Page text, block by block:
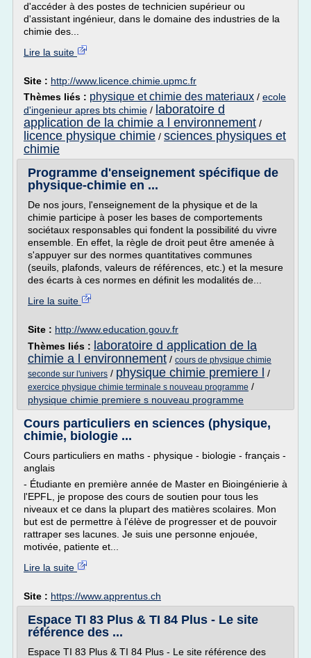
d'accéder à des postes de technicien supérieur ou
d'assistant ingénieur, dans le domaine des industries de la
chimie des...
Lire la suite
Site : http://www.licence.chimie.upmc.fr
Thèmes liés : physique et chimie des materiaux / ecole
d'ingenieur apres bts chimie / laboratoire d
application de la chimie a l environnement /
licence physique chimie / sciences physiques et
chimie
Programme d'enseignement spécifique de
physique-chimie en ...
De nos jours, l'enseignement de la physique et de la
chimie participe à poser les bases de comportements
sociétaux responsables qui fondent la possibilité du vivre
ensemble. En effet, la règle de droit peut être amenée à
s'appuyer sur des normes quantitatives communes
(seuils, plafonds, valeurs de références, etc.) et la mesure
des écarts à ces normes en définit les modalités de...
Lire la suite
Site : http://www.education.gouv.fr
Thèmes liés : laboratoire d application de la
chimie a l environnement / cours de physique chimie
seconde sur l'univers / physique chimie premiere l /
exercice physique chimie terminale s nouveau programme /
physique chimie premiere s nouveau programme
Cours particuliers en sciences (physique,
chimie, biologie ...
Cours particuliers en maths - physique - biologie - français -
anglais
- Étudiante en première année de Master en Bioingénierie à
l'EPFL, je propose des cours de soutien pour tous les
niveaux et ce dans la plupart des matières scolaires. Mon
but est de permettre à l'élève de progresser et de pouvoir
rattraper ses lacunes. Je suis une personne enjouée,
motivée, patiente et...
Lire la suite
Site : https://www.apprentus.ch
Espace TI 83 Plus & TI 84 Plus - Le site
référence des ...
Espace TI 83 Plus & TI 84 Plus - Le site référence des